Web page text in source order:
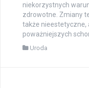
niekorzystnych
zdrowotne. Zmiany
także nieestetyczne,
poważniejszych
Uroda